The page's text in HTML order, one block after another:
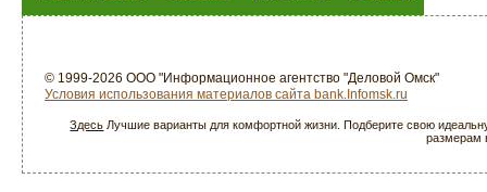
© 1999-2026 ООО "Информационное агентство "Деловой Омск"
Условия использования материалов сайта bank.Infomsk.ru
Здесь Лучшие варианты для комфортной жизни. Подберите свою
размерам